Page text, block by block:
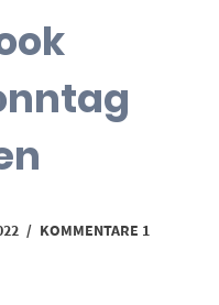
/ KOMMENTARE 1